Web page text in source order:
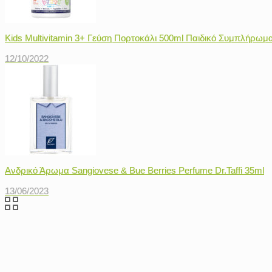
Kids Multivitamin 3+ Γεύση Πορτοκάλι 500ml Παιδικό
12/10/2022
Ανδρικό Άρωμα Sangiovese & Bue Berries Perfume Dr.Taffi 35ml
13/06/2023